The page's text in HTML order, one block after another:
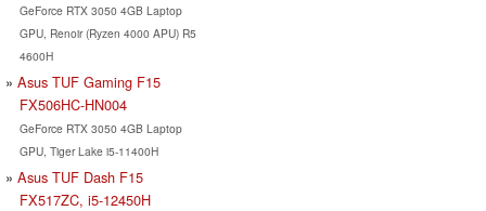
GeForce RTX 3050 4GB Laptop
GPU, Renoir (Ryzen 4000 APU) R5
4600H
Asus TUF Gaming F15
FX506HC-HN004
GeForce RTX 3050 4GB Laptop
GPU, Tiger Lake i5-11400H
Asus TUF Dash F15
FX517ZC, i5-12450H